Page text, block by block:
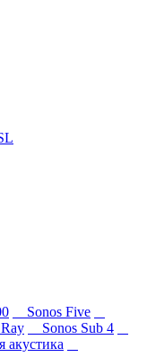
Sonos Five
Sonos Sub 4